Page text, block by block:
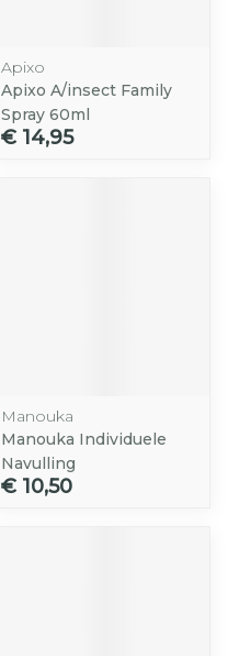
Apixo
Apixo A/insect Family
Spray 60ml
€ 14,95
Manouka
Manouka Individuele
Navulling
€ 10,50